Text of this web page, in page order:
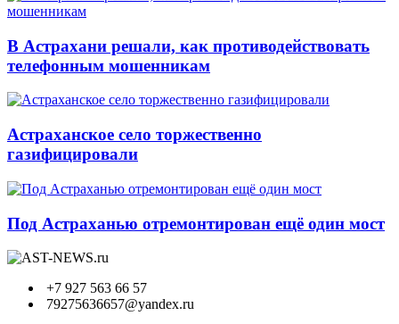
В Астрахани решали, как противодействовать
телефонным мошенникам
Астраханское село торжественно
газифицировали
Под Астраханью отремонтирован ещё один мост
+7 927 563 66 57
79275636657@yandex.ru